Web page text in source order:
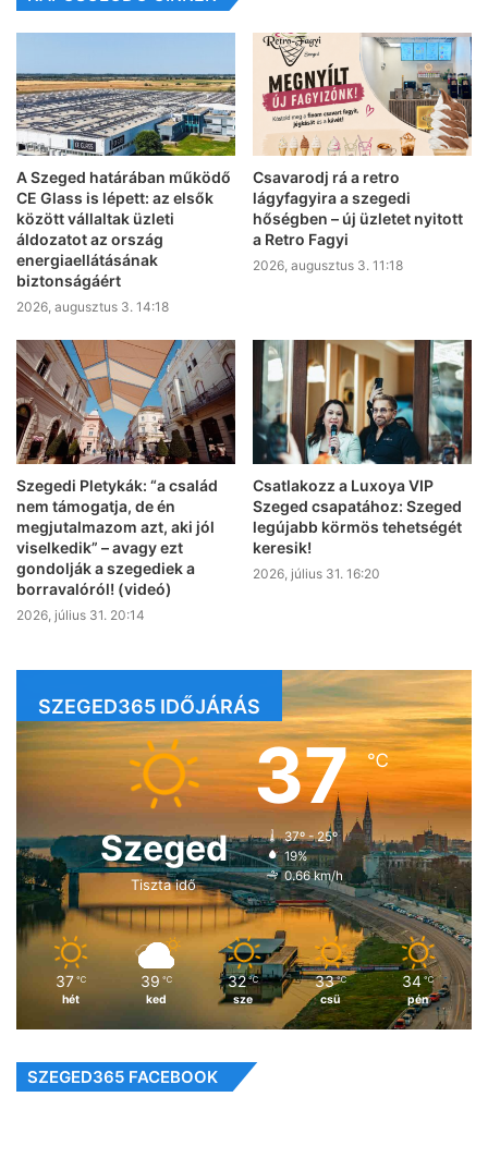
A Szeged határában működő
CE Glass is lépett: az elsők
között vállaltak üzleti
áldozatot az ország
energiaellátásának
biztonságáért
2026, augusztus 3. 14:18
Csavarodj rá a retro
lágyfagyira a szegedi
hőségben – új üzletet nyitott
a Retro Fagyi
2026, augusztus 3. 11:18
Szegedi Pletykák: “a család
nem támogatja, de én
megjutalmazom azt, aki jól
viselkedik” – avagy ezt
gondolják a szegediek a
borravalóról! (videó)
2026, július 31. 20:14
Csatlakozz a Luxoya VIP
Szeged csapatához: Szeged
legújabb körmös tehetségét
keresik!
2026, július 31. 16:20
SZEGED365 IDŐJÁRÁS
Szeged
Tiszta idő
37℃
37º - 25º
19%
0.66 km/h
37 ℃
hét
39 ℃
ked
32 ℃
sze
33 ℃
csü
34 ℃
pén
SZEGED365 FACEBOOK